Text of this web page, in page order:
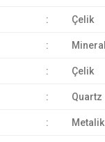
: Çelik
: Mineral
: Çelik
: Quartz
: Metalik